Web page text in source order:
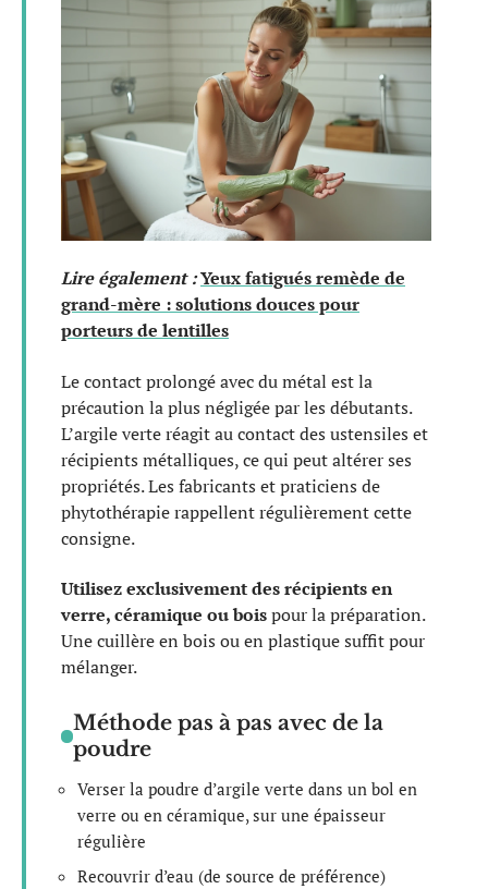
Lire également :Yeux fatigués remède de
grand-mère : solutions douces pour
porteurs de lentilles
Le contact prolongé avec du métal est la
précaution la plus négligée par les débutants.
L’argile verte réagit au contact des ustensiles et
récipients métalliques, ce qui peut altérer ses
propriétés. Les fabricants et praticiens de
phytothérapie rappellent régulièrement cette
consigne.
Utilisez exclusivement des récipients en
verre, céramique ou boispour la préparation.
Une cuillère en bois ou en plastique suffit pour
mélanger.
Méthode pas à pas avec de la
poudre
Verser la poudre d’argile verte dans un bol en
verre ou en céramique, sur une épaisseur
régulière
Recouvrir d’eau (de source de préférence)